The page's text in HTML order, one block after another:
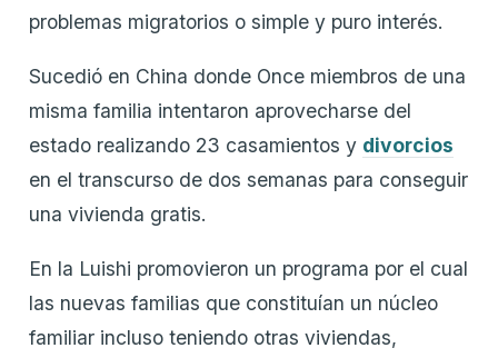
problemas migratorios o simple y puro interés.
Sucedió en China donde Once miembros de una
misma familia intentaron aprovecharse del
estado realizando 23 casamientos y divorcios
en el transcurso de dos semanas para conseguir
una vivienda gratis.
En la Luishi promovieron un programa por el cual
las nuevas familias que constituían un núcleo
familiar incluso teniendo otras viviendas,